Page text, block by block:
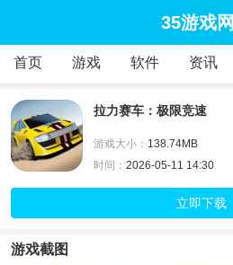
35游戏网
首页 游戏 软件 资讯
拉力赛车：极限竞速
游戏大小： 138.74MB
时间： 2026-05-11 14:30
立即下载
游戏截图